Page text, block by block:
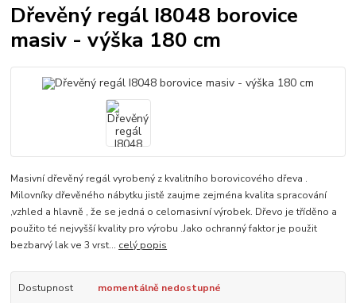
Dřevěný regál I8048 borovice
masiv - výška 180 cm
Masivní dřevěný regál vyrobený z kvalitního borovicového dřeva .
Milovníky dřevěného nábytku jistě zaujme zejména kvalita spracování
,vzhled a hlavně , že se jedná o celomasivní výrobek. Dřevo je tříděno a
použito té nejvyšší kvality pro výrobu .Jako ochranný faktor je použit
bezbarvý lak ve 3 vrst... celý popis
Dostupnost momentálně nedostupné